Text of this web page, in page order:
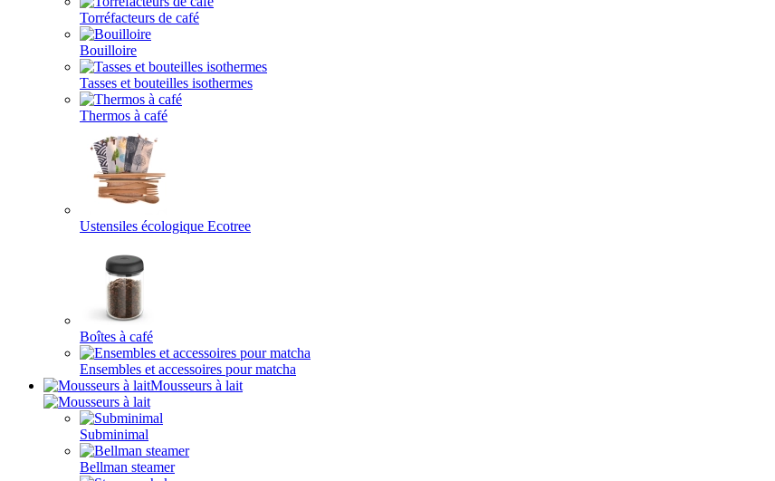
Torréfacteurs de café
Bouilloire
Tasses et bouteilles isothermes
Thermos à café
Ustensiles écologique Ecotree
Boîtes à café
Ensembles et accessoires pour matcha
Mousseurs à lait
Subminimal
Bellman steamer